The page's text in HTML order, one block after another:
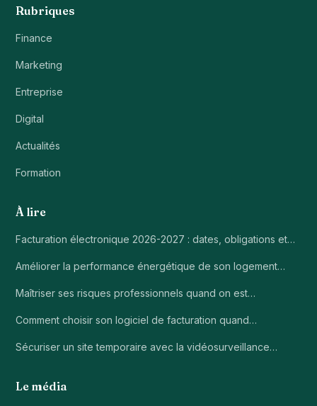
Rubriques
Finance
Marketing
Entreprise
Digital
Actualités
Formation
À lire
Facturation électronique 2026-2027 : dates, obligations et…
Améliorer la performance énergétique de son logement…
Maîtriser ses risques professionnels quand on est…
Comment choisir son logiciel de facturation quand…
Sécuriser un site temporaire avec la vidéosurveillance…
Le média